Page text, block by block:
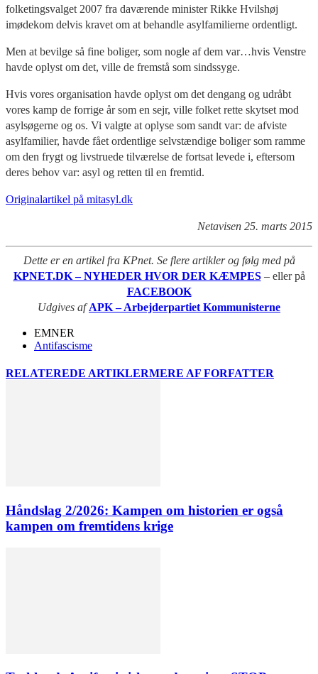
folketingsvalget 2007 fra daværende minister Rikke Hvilshøj
imødekom delvis kravet om at behandle asylfamilierne ordentligt.
Men at bevilge så fine boliger, som nogle af dem var…hvis Venstre
havde oplyst om det, ville de fremstå som sindssyge.
Hvis vores organisation havde oplyst om det dengang og udråbt
vores kamp de forrige år som en sejr, ville folket rette skytset mod
asylsøgerne og os. Vi valgte at oplyse som sandt var: de afviste
asylfamilier, havde fået ordentlige selvstændige boliger som ramme
om den frygt og livstruede tilværelse de fortsat levede i, eftersom
deres behov var: asyl og retten til en fremtid.
Originalartikel på mitasyl.dk
Netavisen 25. marts 2015
Dette er en artikel fra KPnet. Se flere artikler og følg med på
KPNET.DK – NYHEDER HVOR DER KÆMPES – eller på
FACEBOOK
Udgives afAPK – Arbejderpartiet Kommunisterne
EMNER
Antifascisme
RELATEREDE ARTIKLERMERE AF FORFATTER
Håndslag 2/2026: Kampen om historien er også
kampen om fremtidens krige